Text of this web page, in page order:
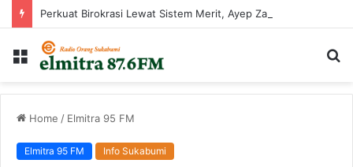
Menu
Home / Elmitra 95 FM
Elmitra 95 FM Info Sukabumi